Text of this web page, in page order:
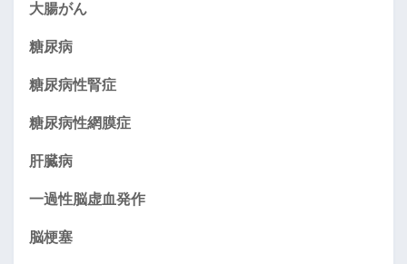
大腸がん
糖尿病
糖尿病性腎症
糖尿病性網膜症
肝臓病
一過性脳虚血発作
脳梗塞